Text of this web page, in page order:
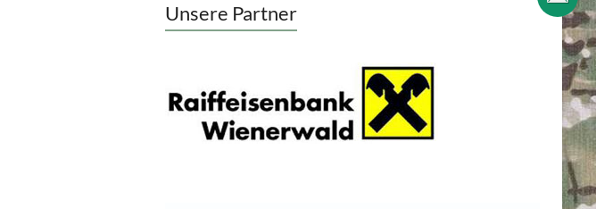
Unsere Partner